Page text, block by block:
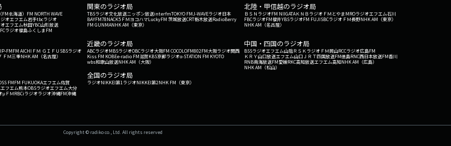
北海道） FM NORTH WAVE
オエフエム岩手tbcラジオ
エフエム秋田YBC山形放送
ラジオ福島ふくしまFM
関東のラジオ局
TBSラジオ文化放送ニッポン放送interfmTOKYO FMJ-WAVEラジオ日本
BAYFM78NACK5 ＦＭヨコハマLuckyFM 茨城放送CRT栃木放送RadioBerry
FM GUNMANHK AM（東京）
北陸・甲信越のラジオ局
ＢＳＮラジオFM NIIGATAＫＮＢラジオ ＦＭとやまMROラジオエフエム石川
FBCラジオFM福井YBSラジオFM FUJISBCラジオ ＦＭ長野NHK AM（東京）
NHK AM（名古屋）
FMFM AICHI ＦＭ ＧＩＦＵ SBSラジオ
ＦＭ三重NHK AM（名古屋）
近畿のラジオ局
ABCラジオMBSラジオOBCラジオ大阪FM COCOLOFM802FM大阪ラジオ関西
Kiss FM KOBEe-radio FM滋賀KBS京都ラジオα-STATION FM KYOTO
wbs和歌山放送NHK AM（大阪）
中国・四国のラジオ局
BSSラジオエフエム山陰ＲＳＫラジオ ＦＭ岡山RCCラジオ広島FM
ＫＲＹ山口放送エフエム山口 ＪＲＴ四国放送FM徳島RNC西日本放送FM香川
RNB南海放送FM愛媛RKC高知放送エフエム高知NHK AM（広島）
NHK AM（松山）
FMFM FUKUOKAエフエム佐賀
フエム熊本OBSラジオエフエム大分
μＦＭRBCiラジオラジオ沖縄FM沖縄
全国のラジオ局
ラジオNIKKEI第1ラジオNIKKEI第2NHK FM（東京）
Copyright © radiko co., Ltd. All rights reserved